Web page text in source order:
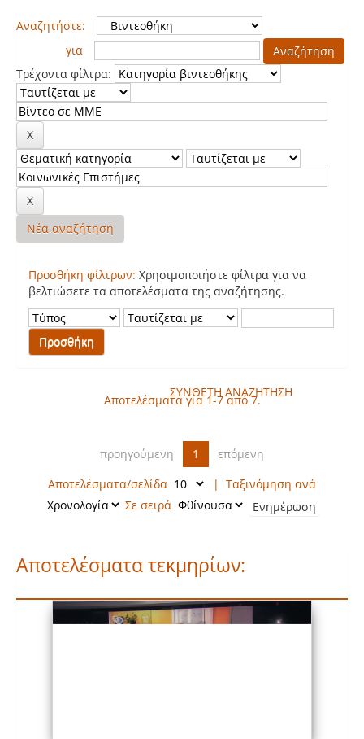
Αναζητήστε:
για
Τρέχοντα φίλτρα:
Νέα αναζήτηση
Προσθήκη φίλτρων: Χρησιμοποιήστε φίλτρα για να
βελτιώσετε τα αποτελέσματα της αναζήτησης.
Αποτελέσματα για 1-7 από 7.
ΣΥΝΘΕΤΗ ΑΝΑΖΗΤΗΣΗ
προηγούμενη 1
επόμενη
Αποτελέσματα/σελίδα
| Ταξινόμηση ανά
Σε σειρά
Αποτελέσματα τεκμηρίων: